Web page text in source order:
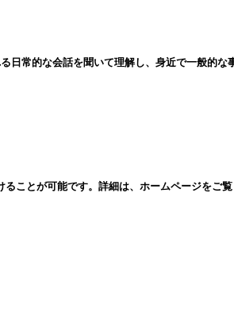
日常的な会話を聞いて理解し、身近で一般的な
ることが可能です。詳細は、ホームページをご覧